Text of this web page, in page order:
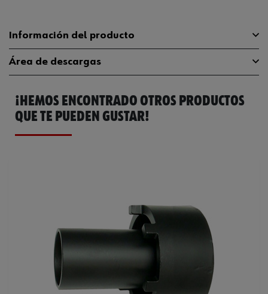
Información del producto
Lo puede utilizar el fabricante del
vehículo
MANMercedes-Benz
Área de descargas
Catálogo General 1952001036
¡HEMOS ENCONTRADO OTROS PRODUCTOS
QUE TE PUEDEN GUSTAR!